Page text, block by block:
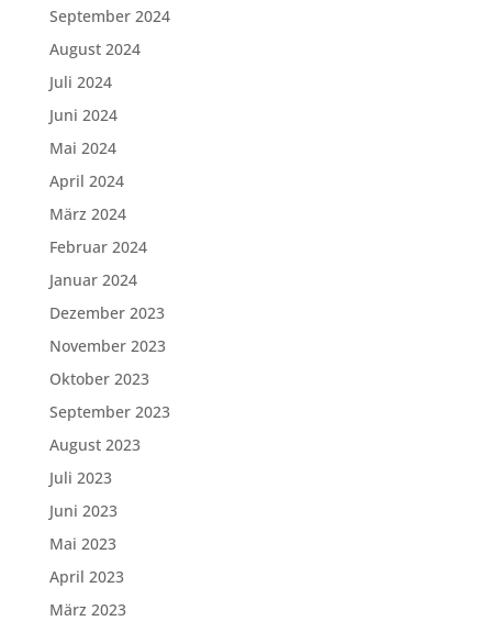
September 2024
August 2024
Juli 2024
Juni 2024
Mai 2024
April 2024
März 2024
Februar 2024
Januar 2024
Dezember 2023
November 2023
Oktober 2023
September 2023
August 2023
Juli 2023
Juni 2023
Mai 2023
April 2023
März 2023